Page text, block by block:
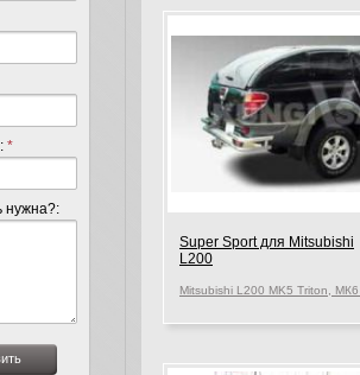
Super Sport для Mitsubishi
L200
*
нужна?: